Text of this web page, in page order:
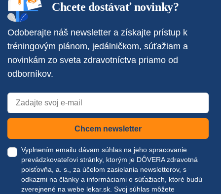
Chcete dostávať novinky?
Odoberajte náš newsletter a získajte prístup k
tréningovým plánom, jedálničkom, súťažiam a
novinkám zo sveta zdravotníctva priamo od
odborníkov.
Chcem newsletter
Vyplnením emailu dávam súhlas na jeho spracovanie
prevádzkovateľovi stránky, ktorým je DÔVERA zdravotná
poisťovňa, a. s., za účelom zasielania newsletterov, s
odkazmi na články a informáciami o súťažiach, ktoré budú
zverejnené na webe lekar.sk. Svoj súhlas môžete